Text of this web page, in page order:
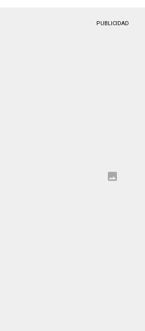
PUBLICIDAD